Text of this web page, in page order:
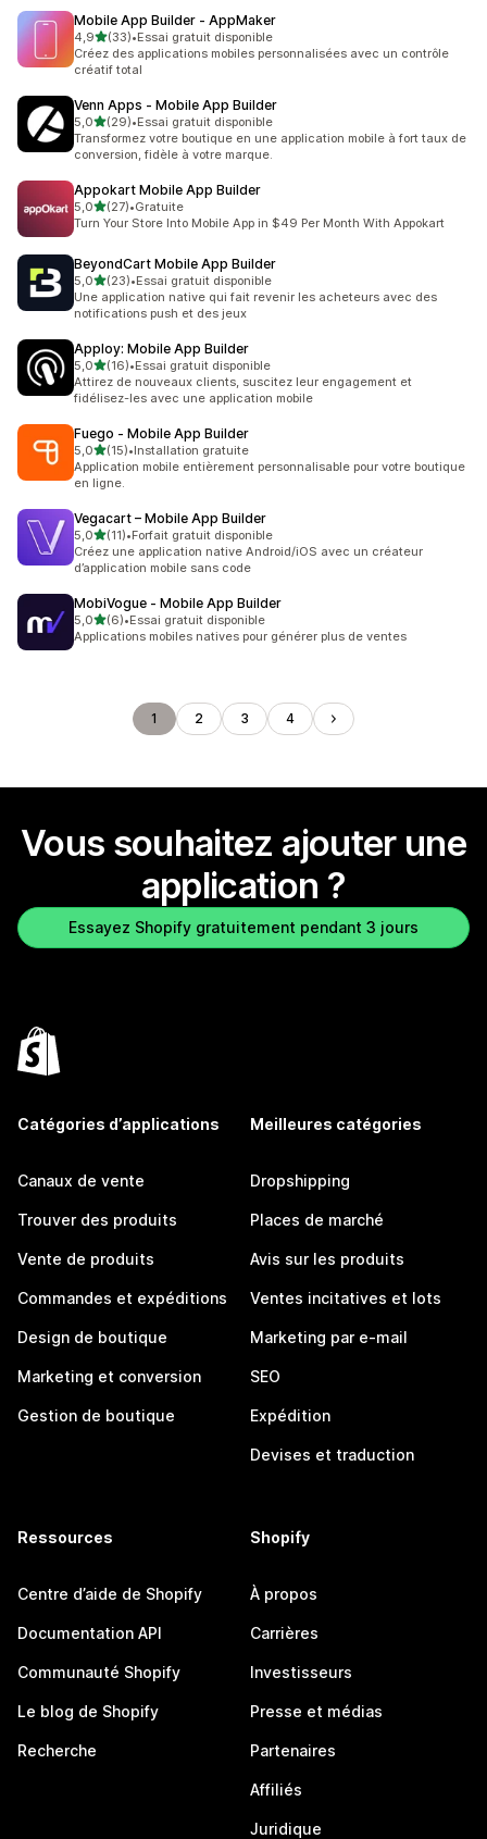
Mobile App Builder ‑ AppMaker
4,9étoile(s) sur 5
(33)
33 avis au total
•Essai gratuit disponible
Créez des applications mobiles personnalisées avec un contrôle
créatif total
Venn Apps ‑ Mobile App Builder
5,0étoile(s) sur 5
(29)
29 avis au total
•Essai gratuit disponible
Transformez votre boutique en une application mobile à fort taux de
conversion, fidèle à votre marque.
Appokart Mobile App Builder
5,0étoile(s) sur 5
(27)
27 avis au total
•Gratuite
Turn Your Store Into Mobile App in $49 Per Month With Appokart
BeyondCart Mobile App Builder
5,0étoile(s) sur 5
(23)
23 avis au total
•Essai gratuit disponible
Une application native qui fait revenir les acheteurs avec des
notifications push et des jeux
Apploy: Mobile App Builder
5,0étoile(s) sur 5
(16)
16 avis au total
•Essai gratuit disponible
Attirez de nouveaux clients, suscitez leur engagement et
fidélisez-les avec une application mobile
Fuego ‑ Mobile App Builder
5,0étoile(s) sur 5
(15)
15 avis au total
•Installation gratuite
Application mobile entièrement personnalisable pour votre boutique
en ligne.
Vegacart – Mobile App Builder
5,0étoile(s) sur 5
(11)
11 avis au total
•Forfait gratuit disponible
Créez une application native Android/iOS avec un créateur
d’application mobile sans code
MobiVogue ‑ Mobile App Builder
5,0étoile(s) sur 5
(6)
6 avis au total
•Essai gratuit disponible
Applications mobiles natives pour générer plus de ventes
1 2 3 4
Vous souhaitez ajouter une
application ?
Essayez Shopify gratuitement pendant 3 jours
Catégories d’applications
Canaux de vente
Trouver des produits
Vente de produits
Commandes et expéditions
Design de boutique
Marketing et conversion
Gestion de boutique
Meilleures catégories
Dropshipping
Places de marché
Avis sur les produits
Ventes incitatives et lots
Marketing par e-mail
SEO
Expédition
Devises et traduction
Ressources
Centre d’aide de Shopify
Documentation API
Communauté Shopify
Le blog de Shopify
Recherche
Shopify
À propos
Carrières
Investisseurs
Presse et médias
Partenaires
Affiliés
Juridique